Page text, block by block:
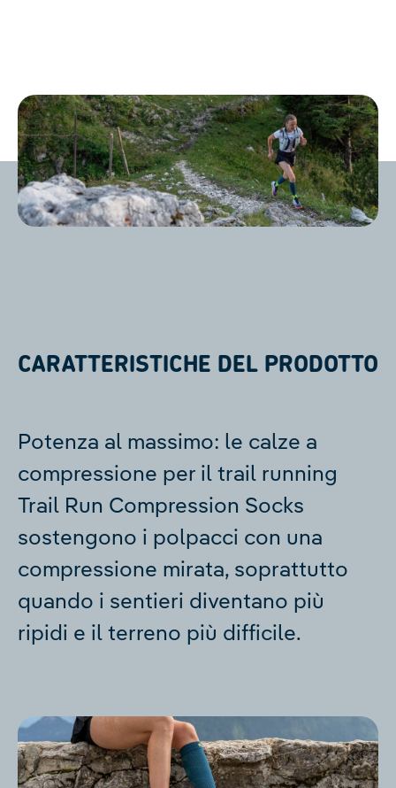
CARATTERISTICHE DEL PRODOTTO
Potenza al massimo: le calze a
compressione per il trail running
Trail Run Compression Socks
sostengono i polpacci con una
compressione mirata, soprattutto
quando i sentieri diventano più
ripidi e il terreno più difficile.